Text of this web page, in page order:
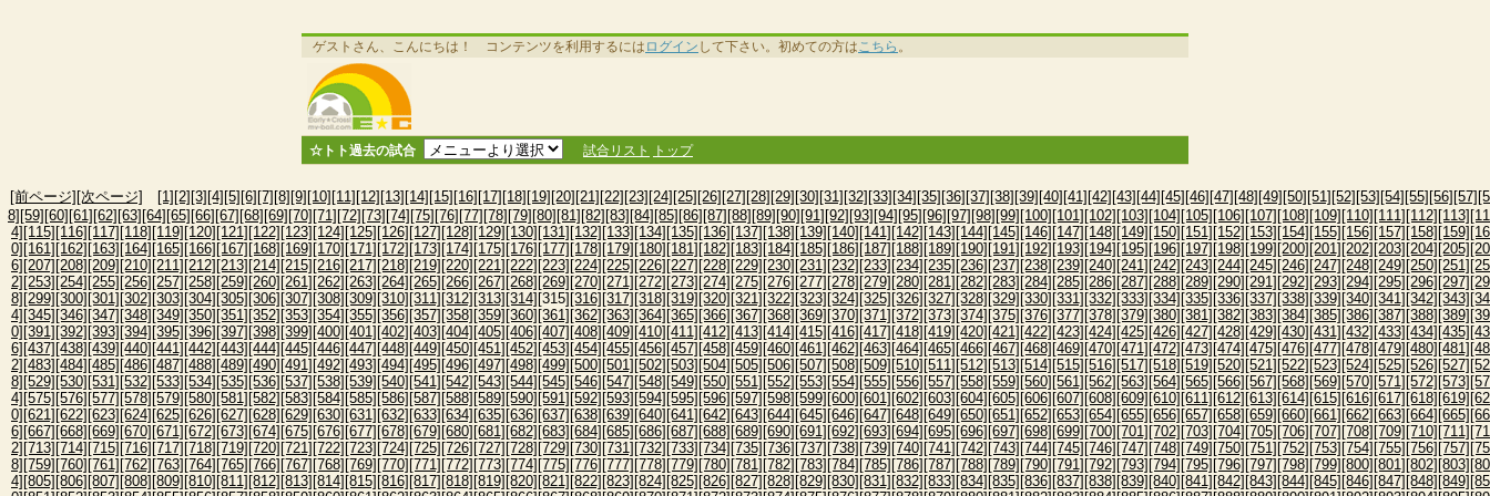
ゲストさん、こんにちは！ コンテンツを利用するには ログイン して下さい。初めての方はこちら 。
☆トト過去の試合 試合リスト トップ
[前ページ] [次ページ] [1] [2] [3] [4] [5] [6] [7] [8] [9] [10] [11] [12] [13] [14] [15] [16] [17] [18] [19] [20] [21] [22] [23] [24] [25] [26] [27] [28] [29] [30] [31] [32] [33] [34] [35] [36] [37] [38] [39] [40] [41] [42] [43] [44] [45] [46] [47] [48] [49] [50] [51] [52] [53] [54] [55] [56] [57] [5
8] [59] [60] [61] [62] [63] [64] [65] [66] [67] [68] [69] [70] [71] [72] [73] [74] [75] [76] [77] [78] [79] [80] [81] [82] [83] [84] [85] [86] [87] [88] [89] [90] [91] [92] [93] [94] [95] [96] [97] [98] [99] [100] [101] [102] [103] [104] [105] [106] [107] [108] [109] [110] [111] [112] [113] [11
4] [115] [116] [117] [118] [119] [120] [121] [122] [123] [124] [125] [126] [127] [128] [129] [130] [131] [132] [133] [134] [135] [136] [137] [138] [139] [140] [141] [142] [143] [144] [145] [146] [147] [148] [149] [150] [151] [152] [153] [154] [155] [156] [157] [158] [159] [16
0] [161] [162] [163] [164] [165] [166] [167] [168] [169] [170] [171] [172] [173] [174] [175] [176] [177] [178] [179] [180] [181] [182] [183] [184] [185] [186] [187] [188] [189] [190] [191] [192] [193] [194] [195] [196] [197] [198] [199] [200] [201] [202] [203] [204] [205] [20
6] [207] [208] [209] [210] [211] [212] [213] [214] [215] [216] [217] [218] [219] [220] [221] [222] [223] [224] [225] [226] [227] [228] [229] [230] [231] [232] [233] [234] [235] [236] [237] [238] [239] [240] [241] [242] [243] [244] [245] [246] [247] [248] [249] [250] [251] [25
2] [253] [254] [255] [256] [257] [258] [259] [260] [261] [262] [263] [264] [265] [266] [267] [268] [269] [270] [271] [272] [273] [274] [275] [276] [277] [278] [279] [280] [281] [282] [283] [284] [285] [286] [287] [288] [289] [290] [291] [292] [293] [294] [295] [296] [297] [29
8] [299] [300] [301] [302] [303] [304] [305] [306] [307] [308] [309] [310] [311] [312] [313] [314] [315] [316] [317] [318] [319] [320] [321] [322] [323] [324] [325] [326] [327] [328] [329] [330] [331] [332] [333] [334] [335] [336] [337] [338] [339] [340] [341] [342] [343] [34
4] [345] [346] [347] [348] [349] [350] [351] [352] [353] [354] [355] [356] [357] [358] [359] [360] [361] [362] [363] [364] [365] [366] [367] [368] [369] [370] [371] [372] [373] [374] [375] [376] [377] [378] [379] [380] [381] [382] [383] [384] [385] [386] [387] [388] [389] [39
0] [391] [392] [393] [394] [395] [396] [397] [398] [399] [400] [401] [402] [403] [404] [405] [406] [407] [408] [409] [410] [411] [412] [413] [414] [415] [416] [417] [418] [419] [420] [421] [422] [423] [424] [425] [426] [427] [428] [429] [430] [431] [432] [433] [434] [435] [43
6] [437] [438] [439] [440] [441] [442] [443] [444] [445] [446] [447] [448] [449] [450] [451] [452] [453] [454] [455] [456] [457] [458] [459] [460] [461] [462] [463] [464] [465] [466] [467] [468] [469] [470] [471] [472] [473] [474] [475] [476] [477] [478] [479] [480] [481] [48
2] [483] [484] [485] [486] [487] [488] [489] [490] [491] [492] [493] [494] [495] [496] [497] [498] [499] [500] [501] [502] [503] [504] [505] [506] [507] [508] [509] [510] [511] [512] [513] [514] [515] [516] [517] [518] [519] [520] [521] [522] [523] [524] [525] [526] [527] [52
8] [529] [530] [531] [532] [533] [534] [535] [536] [537] [538] [539] [540] [541] [542] [543] [544] [545] [546] [547] [548] [549] [550] [551] [552] [553] [554] [555] [556] [557] [558] [559] [560] [561] [562] [563] [564] [565] [566] [567] [568] [569] [570] [571] [572] [573] [57
4] [575] [576] [577] [578] [579] [580] [581] [582] [583] [584] [585] [586] [587] [588] [589] [590] [591] [592] [593] [594] [595] [596] [597] [598] [599] [600] [601] [602] [603] [604] [605] [606] [607] [608] [609] [610] [611] [612] [613] [614] [615] [616] [617] [618] [619] [62
0] [621] [622] [623] [624] [625] [626] [627] [628] [629] [630] [631] [632] [633] [634] [635] [636] [637] [638] [639] [640] [641] [642] [643] [644] [645] [646] [647] [648] [649] [650] [651] [652] [653] [654] [655] [656] [657] [658] [659] [660] [661] [662] [663] [664] [665] [66
6] [667] [668] [669] [670] [671] [672] [673] [674] [675] [676] [677] [678] [679] [680] [681] [682] [683] [684] [685] [686] [687] [688] [689] [690] [691] [692] [693] [694] [695] [696] [697] [698] [699] [700] [701] [702] [703] [704] [705] [706] [707] [708] [709] [710] [711] [71
2] [713] [714] [715] [716] [717] [718] [719] [720] [721] [722] [723] [724] [725] [726] [727] [728] [729] [730] [731] [732] [733] [734] [735] [736] [737] [738] [739] [740] [741] [742] [743] [744] [745] [746] [747] [748] [749] [750] [751] [752] [753] [754] [755] [756] [757] [75
8] [759] [760] [761] [762] [763] [764] [765] [766] [767] [768] [769] [770] [771] [772] [773] [774] [775] [776] [777] [778] [779] [780] [781] [782] [783] [784] [785] [786] [787] [788] [789] [790] [791] [792] [793] [794] [795] [796] [797] [798] [799] [800] [801] [802] [803] [80
4] [805] [806] [807] [808] [809] [810] [811] [812] [813] [814] [815] [816] [817] [818] [819] [820] [821] [822] [823] [824] [825] [826] [827] [828] [829] [830] [831] [832] [833] [834] [835] [836] [837] [838] [839] [840] [841] [842] [843] [844] [845] [846] [847] [848] [849] [85